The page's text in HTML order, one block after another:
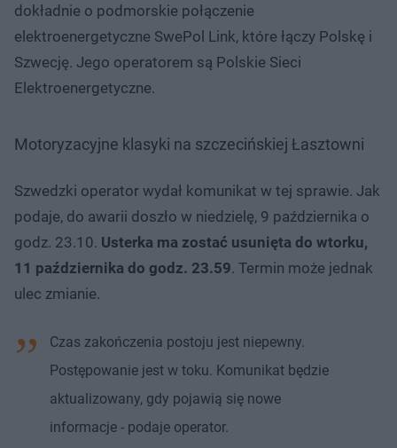
dokładnie o podmorskie połączenie
elektroenergetyczne SwePol Link, które łączy Polskę i
Szwecję. Jego operatorem są Polskie Sieci
Elektroenergetyczne.
Motoryzacyjne klasyki na szczecińskiej Łasztowni
Szwedzki operator wydał komunikat w tej sprawie. Jak
podaje, do awarii doszło w niedzielę, 9 października o
godz. 23.10. Usterka ma zostać usunięta do wtorku,
11 października do godz. 23.59. Termin może jednak
ulec zmianie.
Czas zakończenia postoju jest niepewny.
Postępowanie jest w toku. Komunikat będzie
aktualizowany, gdy pojawią się nowe
informacje - podaje operator.